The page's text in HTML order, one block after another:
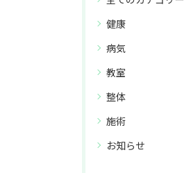
健康
病気
教室
整体
施術
お知らせ